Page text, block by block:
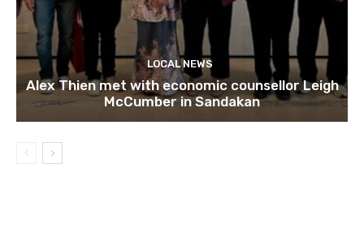
LOCAL NEWS
Alex Thien met with economic counsellor Leigh
McCumber in Sandakan